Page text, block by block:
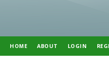
HOME ABOUT LOGIN